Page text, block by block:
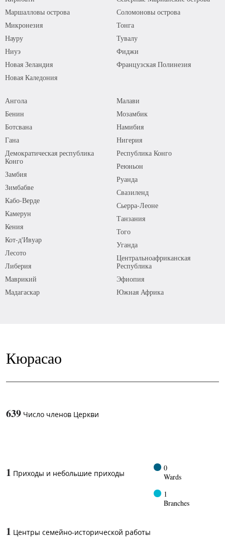
Маршалловы острова
Микронезия
Науру
Ниуэ
Новая Зеландия
Новая Каледония
Соломоновы острова
Тонга
Тувалу
Фиджи
Французская Полинезия
Ангола
Бенин
Ботсвана
Гана
Демократическая республика
Конго
Замбия
Зимбабве
Кабо-Верде
Камерун
Кения
Кот-д'Ивуар
Лесото
Либерия
Маврикий
Мадагаскар
Малави
Мозамбик
Намибия
Нигерия
Республика Конго
Реюньон
Руанда
Свазиленд
Сьерра-Леоне
Танзания
Того
Уганда
Центральноафриканская
Республика
Эфиопия
Южная Африка
Кюрасао
639 Число членов Церкви
1 Приходы и небольшие приходы
0
Wards
1
Branches
1 Центры семейно-исторической работы